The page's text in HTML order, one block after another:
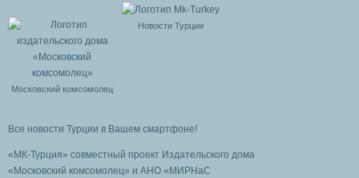
Московский комсомолец
Новости Турции
Все новости Турции в Вашем смартфоне!
«МК-Турция» совместный проект Издательского дома
«Московский комсомолец» и АНО «МИРНаС